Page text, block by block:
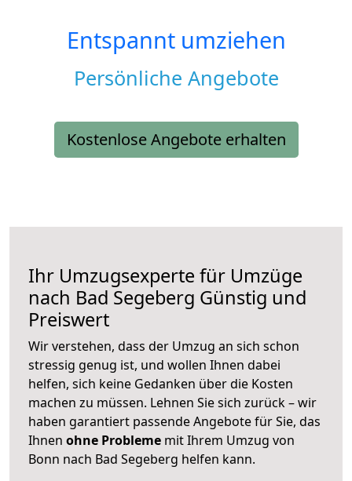
Entspannt umziehen
Persönliche Angebote
Kostenlose Angebote erhalten
Ihr Umzugsexperte für Umzüge
nach Bad Segeberg Günstig und
Preiswert
Wir verstehen, dass der Umzug an sich schon
stressig genug ist, und wollen Ihnen dabei
helfen, sich keine Gedanken über die Kosten
machen zu müssen. Lehnen Sie sich zurück – wir
haben garantiert passende Angebote für Sie, das
Ihnen ohne Probleme mit Ihrem Umzug von
Bonn nach Bad Segeberg helfen kann.